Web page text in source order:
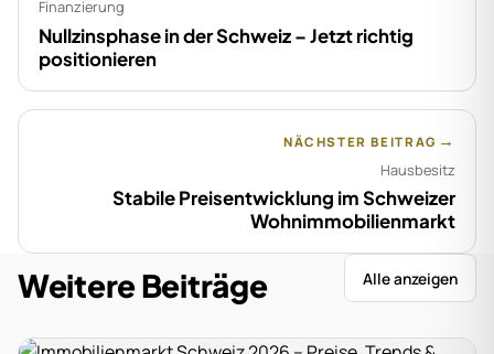
Finanzierung
Nullzinsphase in der Schweiz – Jetzt richtig
positionieren
NÄCHSTER BEITRAG →
Hausbesitz
Stabile Preisentwicklung im Schweizer
Wohnimmobilienmarkt
Weitere Beiträge Alle anzeigen